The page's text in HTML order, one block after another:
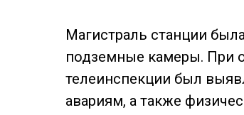
Магистраль станции
подземные камеры. При
телеинспекции был
авариям, а также